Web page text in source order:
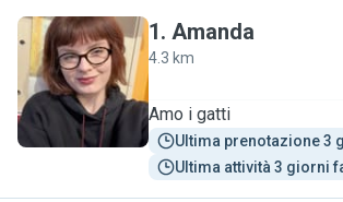
A
1. Amanda
4.3 km
Amo i gatti
Ultima prenotazione 3
Ultima attività 3 giorni